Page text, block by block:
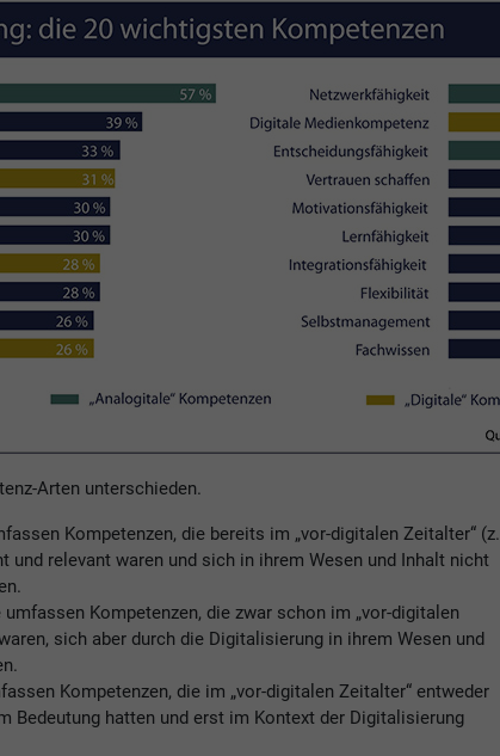
Arten unterschieden.
Kompetenzen, die bereits im „vor-digitalen Zeitalter“ (z.
und relevant waren und sich in ihrem Wesen und Inhalt nicht
umfassen Kompetenzen, die zwar schon im „vor-digitalen
sich aber durch die Digitalisierung in ihrem Wesen und
Kompetenzen, die im „vor-digitalen Zeitalter“ entweder
Bedeutung hatten und erst im Kontext der Digitalisierung